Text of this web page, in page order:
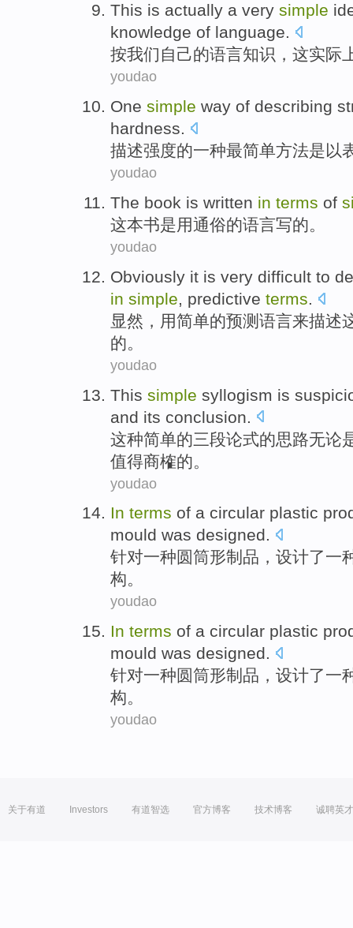
This is actually a very simple
knowledge of language.
按我们 自己的语言知识 ， 这实际
youdao
One simple way of describing
hardness.
描述强度的一种最简单方法是以
youdao
The book is written in terms of
这本书是用通俗的语言写的。
youdao
Obviously it is very difficult to
in simple, predictive terms.
显然 ， 用简单的预测 语言来描述
的。
youdao
This simple syllogism is
and its conclusion
这种简单的三段论式的思路无论
值得商榷的。
youdao
In terms of a circular plastic
mould was designed.
针对一种圆筒形制品 ，设计了一
构。
youdao
In terms of a circular plastic
mould was designed.
针对一种圆筒形制品 ，设计了一
构。
youdao
关于有道 Investors 有道智选 官方博客 技术博客 诚聘英才